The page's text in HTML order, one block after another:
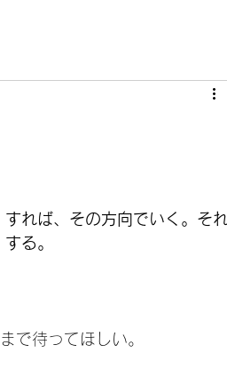
れば、その方向でいく。それ
る。
で待ってほしい。